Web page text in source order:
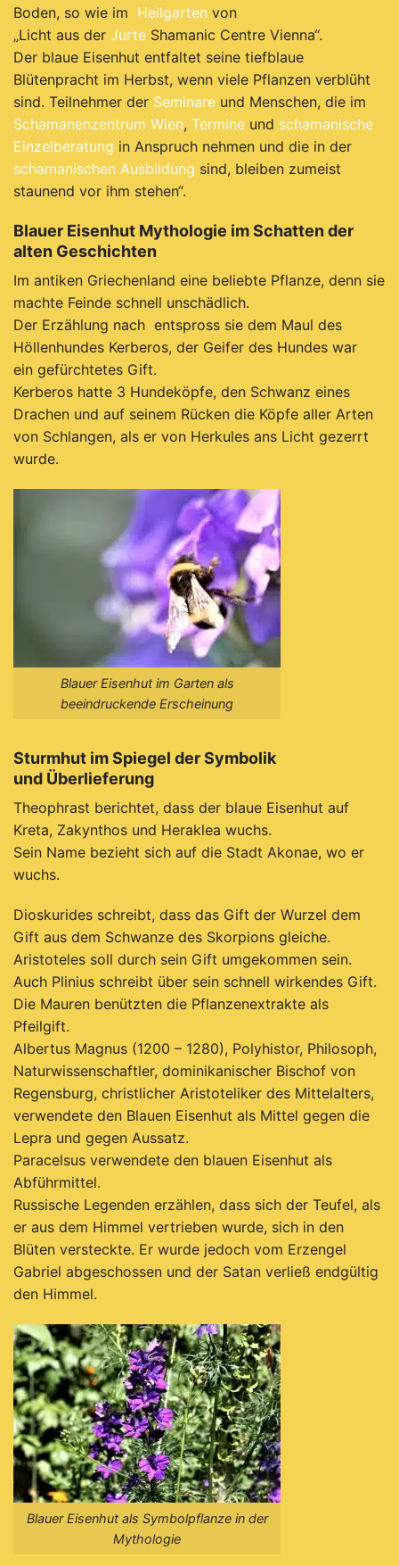
Boden, so wie im Heilgarten von
„Licht aus der Jurte Shamanic Centre Vienna“.
Der blaue Eisenhut entfaltet seine tiefblaue
Blütenpracht im Herbst, wenn viele Pflanzen verblüht
sind. Teilnehmer der Seminare und Menschen, die im
Schamanenzentrum Wien, Termine und schamanische
Einzelberatung in Anspruch nehmen und die in der
schamanischen Ausbildung sind, bleiben zumeist
staunend vor ihm stehen“.
Blauer Eisenhut Mythologie im Schatten der
alten Geschichten
Im antiken Griechenland eine beliebte Pflanze, denn sie
machte Feinde schnell unschädlich.
Der Erzählung nach entspross sie dem Maul des
Höllenhundes Kerberos, der Geifer des Hundes war
ein gefürchtetes Gift.
Kerberos hatte 3 Hundeköpfe, den Schwanz eines
Drachen und auf seinem Rücken die Köpfe aller Arten
von Schlangen, als er von Herkules ans Licht gezerrt
wurde.
Blauer Eisenhut im Garten als
beeindruckende Erscheinung
Sturmhut im Spiegel der Symbolik
und Überlieferung
Theophrast berichtet, dass der blaue Eisenhut auf
Kreta, Zakynthos und Heraklea wuchs.
Sein Name bezieht sich auf die Stadt Akonae, wo er
wuchs.
Dioskurides schreibt, dass das Gift der Wurzel dem
Gift aus dem Schwanze des Skorpions gleiche.
Aristoteles soll durch sein Gift umgekommen sein.
Auch Plinius schreibt über sein schnell wirkendes Gift.
Die Mauren benützten die Pflanzenextrakte als
Pfeilgift.
Albertus Magnus (1200 – 1280), Polyhistor, Philosoph,
Naturwissenschaftler, dominikanischer Bischof von
Regensburg, christlicher Aristoteliker des Mittelalters,
verwendete den Blauen Eisenhut als Mittel gegen die
Lepra und gegen Aussatz.
Paracelsus verwendete den blauen Eisenhut als
Abführmittel.
Russische Legenden erzählen, dass sich der Teufel, als
er aus dem Himmel vertrieben wurde, sich in den
Blüten versteckte. Er wurde jedoch vom Erzengel
Gabriel abgeschossen und der Satan verließ endgültig
den Himmel.
Blauer Eisenhut als Symbolpflanze in der
Mythologie